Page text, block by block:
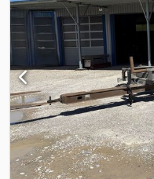
Több darab is van raktáron
NEM VÁLASZOLUNK! #####
LEHETSÉGES! A MEPO
LÁTJA EL ÜGYFELEIT!
EGYEZTÉSSEL! #####